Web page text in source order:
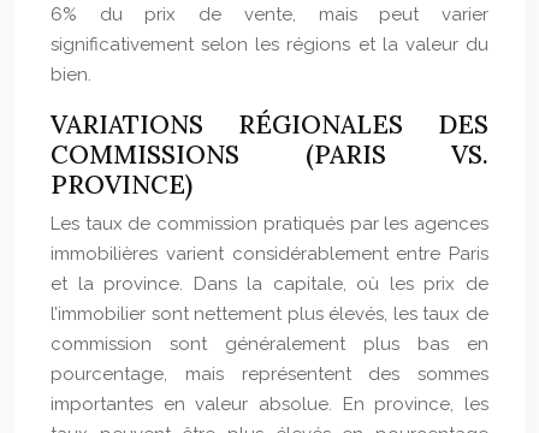
6% du prix de vente, mais peut varier
significativement selon les régions et la valeur du
bien.
VARIATIONS RÉGIONALES DES
COMMISSIONS (PARIS VS.
PROVINCE)
Les taux de commission pratiqués par les agences
immobilières varient considérablement entre Paris
et la province. Dans la capitale, où les prix de
l’immobilier sont nettement plus élevés, les taux de
commission sont généralement plus bas en
pourcentage, mais représentent des sommes
importantes en valeur absolue. En province, les